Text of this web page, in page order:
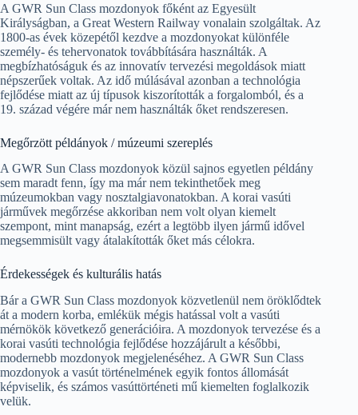
A GWR Sun Class mozdonyok főként az Egyesült
Királyságban, a Great Western Railway vonalain szolgáltak. Az
1800-as évek közepétől kezdve a mozdonyokat különféle
személy- és tehervonatok továbbítására használták. A
megbízhatóságuk és az innovatív tervezési megoldások miatt
népszerűek voltak. Az idő múlásával azonban a technológia
fejlődése miatt az új típusok kiszorították a forgalomból, és a
19. század végére már nem használták őket rendszeresen.
Megőrzött példányok / múzeumi szereplés
A GWR Sun Class mozdonyok közül sajnos egyetlen példány
sem maradt fenn, így ma már nem tekinthetőek meg
múzeumokban vagy nosztalgiavonatokban. A korai vasúti
járművek megőrzése akkoriban nem volt olyan kiemelt
szempont, mint manapság, ezért a legtöbb ilyen jármű idővel
megsemmisült vagy átalakították őket más célokra.
Érdekességek és kulturális hatás
Bár a GWR Sun Class mozdonyok közvetlenül nem öröklődtek
át a modern korba, emlékük mégis hatással volt a vasúti
mérnökök következő generációira. A mozdonyok tervezése és a
korai vasúti technológia fejlődése hozzájárult a későbbi,
modernebb mozdonyok megjelenéséhez. A GWR Sun Class
mozdonyok a vasút történelmének egyik fontos állomását
képviselik, és számos vasúttörténeti mű kiemelten foglalkozik
velük.